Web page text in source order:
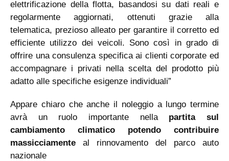
elettrificazione della flotta, basandosi su dati reali e
regolarmente aggiornati, ottenuti grazie alla
telematica, prezioso alleato per garantire il corretto ed
efficiente utilizzo dei veicoli. Sono così in grado di
offrire una consulenza specifica ai clienti corporate ed
accompagnare i privati nella scelta del prodotto più
adatto alle specifiche esigenze individuali”
Appare chiaro che anche il noleggio a lungo termine
avrà un ruolo importante nella partita sul
cambiamento climatico potendo contribuire
massicciamente al rinnovamento del parco auto
nazionale